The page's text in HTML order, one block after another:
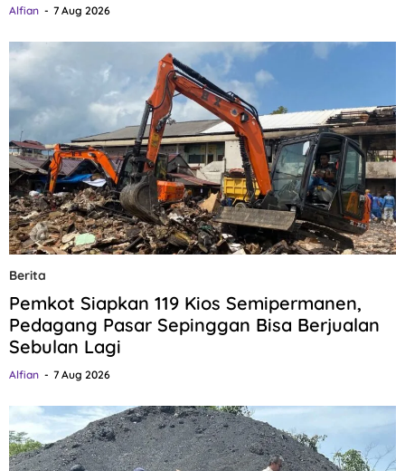
Alfian 7 Aug 2026
Berita
Pemkot Siapkan 119 Kios Semipermanen,
Pedagang Pasar Sepinggan Bisa Berjualan
Sebulan Lagi
Alfian 7 Aug 2026